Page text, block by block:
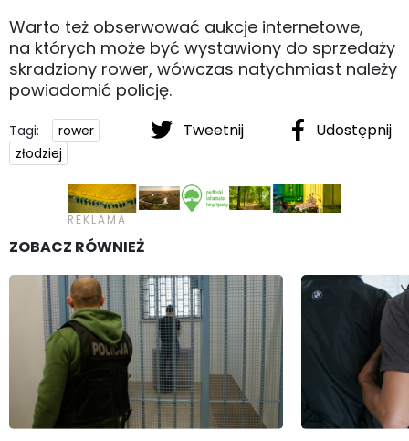
Warto też obserwować aukcje internetowe,
na których może być wystawiony do sprzedaży
skradziony rower, wówczas natychmiast należy
powiadomić policję.
Tweetnij Udostępnij
Tagi:
rower
złodziej
ZOBACZ RÓWNIEŻ